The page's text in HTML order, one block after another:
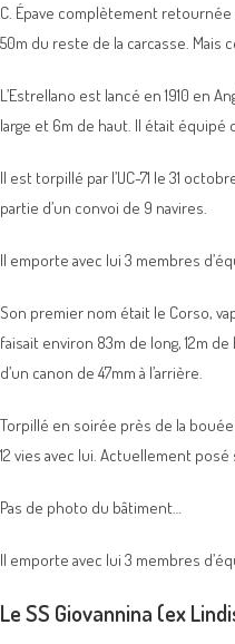
C. Épave complètement
50m du reste de la carcasse. Mais
L’Estrellano est lancé en 1910 en
large et 6m de haut. Il était équipé
Il est torpillé par l’UC-71 le 31
partie d’un convoi de 9 navires.
Il emporte avec lui 3 membres
Son premier nom était le Corso,
faisait environ 83m de long, 12m
d’un canon de 47mm à l’arrière.
Torpillé en soirée près de la bouée
12 vies avec lui. Actuellement posé
Pas de photo du bâtiment…
Il emporte avec lui 3 membres
Le SS Giovannina (ex